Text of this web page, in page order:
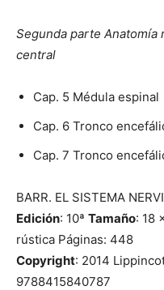
Segunda parte
central
Cap. 5 Médula espinal
Cap. 6 Tronco
Cap. 7 Tronco
BARR. EL SISTEMA
Edición: 10ª Tamaño: 18
rústica Páginas: 448
Copyright: 2014
9788415840787